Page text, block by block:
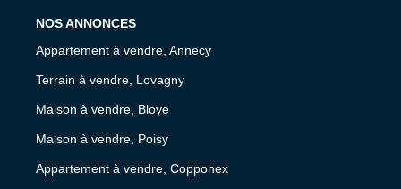
NOS ANNONCES
Appartement à vendre, Annecy
Terrain à vendre, Lovagny
Maison à vendre, Bloye
Maison à vendre, Poisy
Appartement à vendre, Copponex